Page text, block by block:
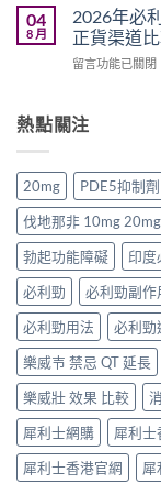
心
得
與
正
貨
買
指
南〉
中
裡
買？
港
渠
招
防
偽
鑑
別
南〉
中
品
推
介：
香
士
品
排
行
榜
與
網
選
購
指
南〉
中
年
樂
威
壯
港
全
攻
略：
藥
房
與
購
正
貨
渠
道
比
較〉
中
04
8 月
2026年必
正貨渠道
在
必
利
香
港
價
格
全
攻
略：
Priligy
藥
房
與
網
購
正
貨
渠
道
留言功能已關閉
熱點關注
20mg PDE5抑制劑
伐地那非 10mg 20mg
勃起功能障礙
印度
必利勁
必利勁副作
必利勁用法
必利勁
樂威壭 禁忌 QT 延長
樂威壯 效果 比較
犀利士網購
犀利士
犀利士香港官網
犀